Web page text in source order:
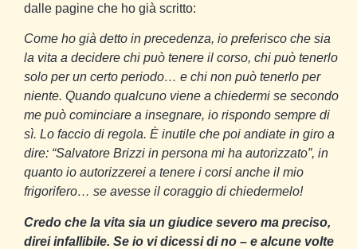
dalle pagine che ho già scritto:
Come ho già detto in precedenza, io preferisco che sia
la vita a decidere chi può tenere il corso, chi può tenerlo
solo per un certo periodo… e chi non può tenerlo per
niente. Quando qualcuno viene a chiedermi se secondo
me può cominciare a insegnare, io rispondo sempre di
sì. Lo faccio di regola. È inutile che poi andiate in giro a
dire: “Salvatore Brizzi in persona mi ha autorizzato”, in
quanto io autorizzerei a tenere i corsi anche il mio
frigorifero… se avesse il coraggio di chiedermelo!
Credo che la vita sia un giudice severo ma preciso,
direi infallibile. Se io vi dicessi di no – e alcune volte